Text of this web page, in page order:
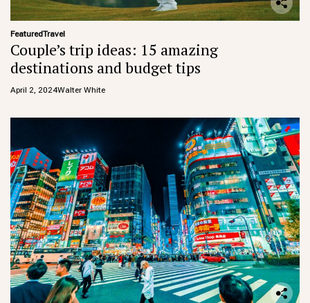
FeaturedTravel
Couple’s trip ideas: 15 amazing
destinations and budget tips
April 2, 2024Walter White